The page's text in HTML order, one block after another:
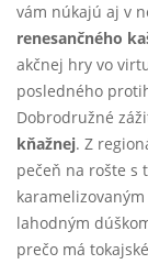
vám núkajú aj v
renesančného
akčnej hry vo
posledného
Dobrodružné
kňažnej. Z
pečeň na rošte s
lahodným
prečo má